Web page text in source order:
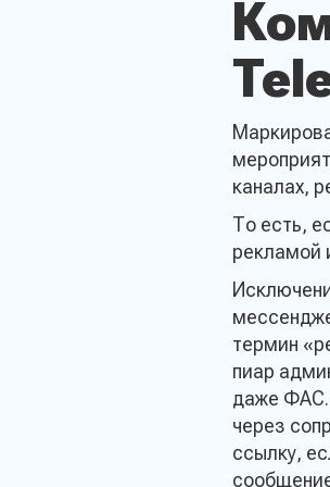
каналах,
То есть,
рекламой
термин
пиар
даже ФАС.
через
ссылку,